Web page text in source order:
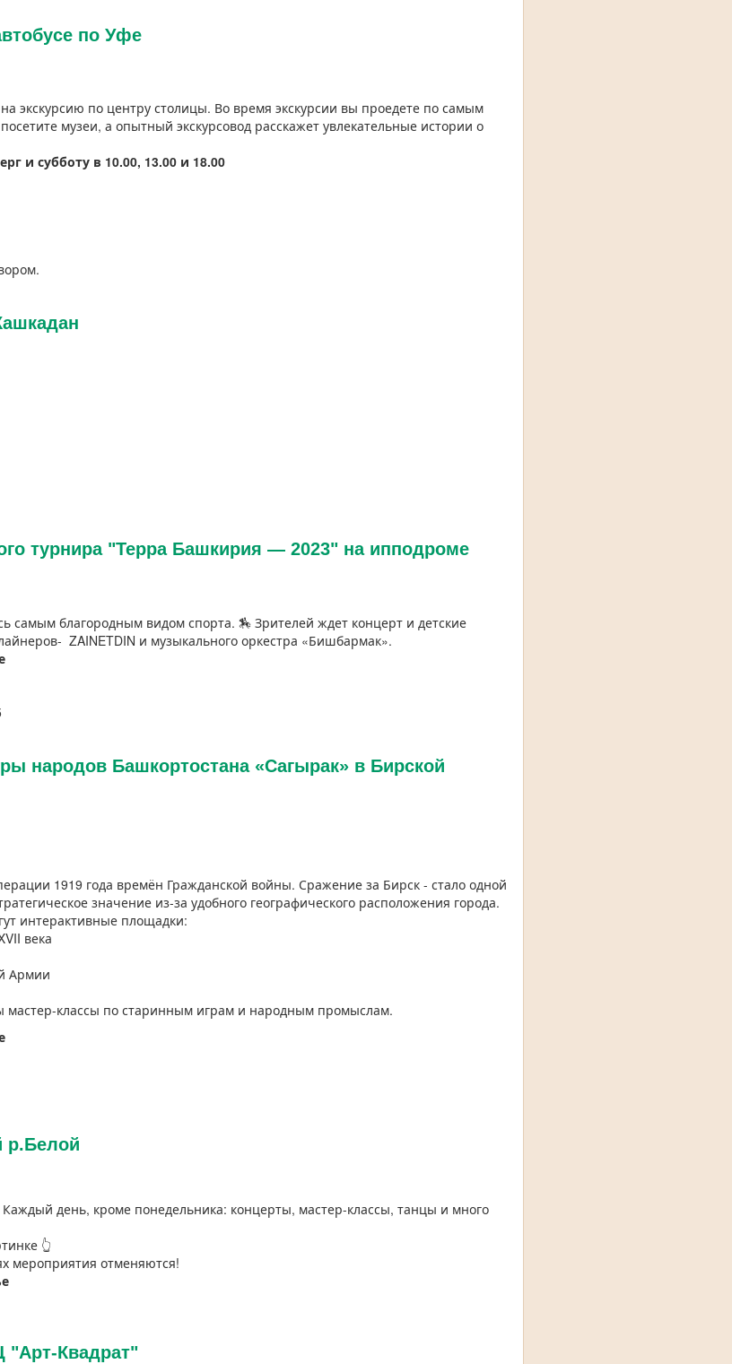
по Уфе
экскурсию по центру столицы. Во время экскурсии вы проедете по самым
музеи, а опытный экскурсовод расскажет увлекательные истории о
и субботу в 10.00, 13.00 и 18.00
турнира "Терра Башкирия — 2023" на ипподроме
самым благородным видом спорта. 🏇 Зрителей ждет концерт и детские
ZAINETDIN и музыкального оркестра «Бишбармак».
народов Башкортостана «Сагырак» в Бирской
1919 года времён Гражданской войны. Сражение за Бирск - стало одной
значение из-за удобного географического расположения города.
интерактивные площадки:
века
Армии
мастер-классы по старинным играм и народным промыслам.
р.Белой
день, кроме понедельника: концерты, мастер-классы, танцы и много
👆
мероприятия отменяются!
"Арт-Квадрат"